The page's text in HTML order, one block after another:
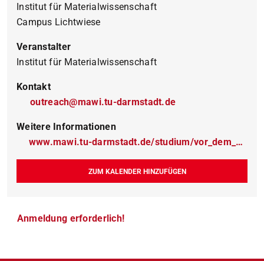
Institut für Materialwissenschaft
Campus Lichtwiese
Veranstalter
Institut für Materialwissenschaft
Kontakt
outreach@mawi.tu-darmstadt.de
Weitere Informationen
www.mawi.tu-darmstadt.de/studium/vor_dem_studium/orientierungsangebote/studieninfotag_1/anmeldung_si.de.jsp
ZUM KALENDER HINZUFÜGEN
Anmeldung erforderlich!